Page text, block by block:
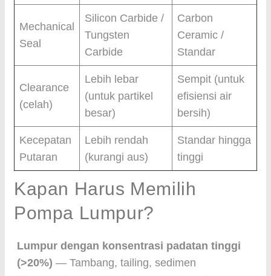
Mechanical
Seal
Silicon Carbide /
Tungsten
Carbide
Carbon
Ceramic /
Standar
Clearance
(celah)
Lebih lebar
(untuk partikel
besar)
Sempit (untuk
efisiensi air
bersih)
Kecepatan
Putaran
Lebih rendah
(kurangi aus)
Standar hingga
tinggi
Kapan Harus Memilih
Pompa Lumpur?
Lumpur dengan konsentrasi padatan tinggi
(>20%) — Tambang, tailing, sedimen